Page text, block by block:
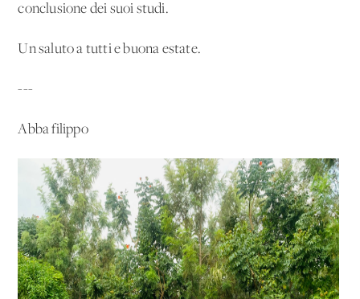
conclusione dei suoi studi.
Un saluto a tutti e buona estate.
---
Abba filippo